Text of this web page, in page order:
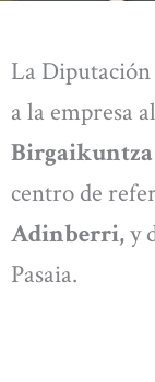
La
a la empresa
centro de
Adinberri,y
Pasaia.